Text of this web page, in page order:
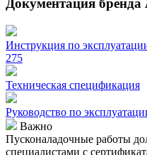
Документация бренда
Инструкция по
275
Техническая спецификация
Руководство по
Важно
Пусконаладочные работы
специалистами с